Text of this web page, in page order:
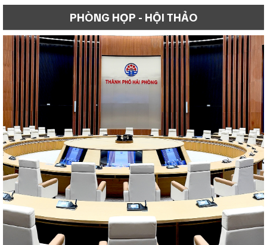
PHÒNG HỌP - HỘI THẢO